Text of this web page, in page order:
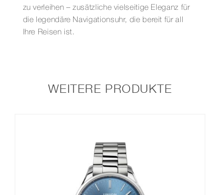
zu verleihen – zusätzliche vielseitige Eleganz für
die legendäre Navigationsuhr, die bereit für all
Ihre Reisen ist.
WEITERE PRODUKTE